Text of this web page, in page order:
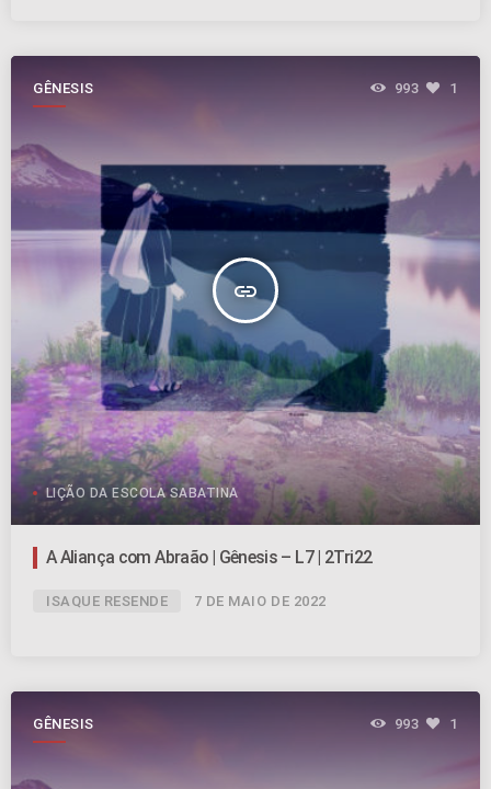
GÊNESIS
insert_link
993 1
LIÇÃO DA ESCOLA SABATINA
A Aliança com Abraão | Gênesis – L7 | 2Tri22
ISAQUE RESENDE 7 DE MAIO DE 2022
GÊNESIS 993 1